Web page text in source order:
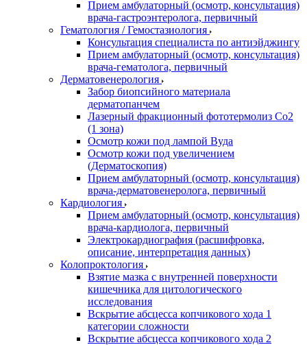
Прием амбулаторный (осмотр, консультация)
врача-гастроэнтеролога, первичный
Гематология / Гемостазиология
Консультация специалиста по антиэйджингу
Прием амбулаторный (осмотр, консультация)
врача-гематолога, первичный
Дерматовенерология
Забор биопсийного материала
дерматопанчем
Лазерный фракционный фототермолиз Со2
(1 зона)
Осмотр кожи под лампой Вуда
Осмотр кожи под увеличением
(Дерматоскопия)
Прием амбулаторный (осмотр, консультация)
врача-дерматовенеролога, первичный
Кардиология
Прием амбулаторный (осмотр, консультация)
врача-кардиолога, первичный
Электрокардиография (расшифровка,
описание, интерпретация данных)
Колопроктология
Взятие мазка с внутренней поверхности
кишечника для цитологического
исследования
Вскрытие абсцесса копчикового хода 1
категории сложности
Вскрытие абсцесса копчикового хода 2